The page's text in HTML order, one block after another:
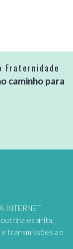
Fraternidade
caminho para
INTERNET
espírita,
e transmissões ao